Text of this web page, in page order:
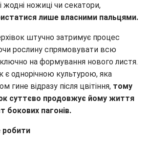
жодні ножиці чи секатори,
лише власними пальцями.
штучно затримує процес
рослину спрямовувати всю
на формування нового листя.
є однорічною культурою, яка
гине відразу після цвітіння, тому
суттєво продовжує йому життя
бокових пагонів.
робити